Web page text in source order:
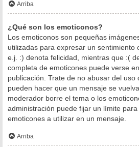
Arriba
¿Qué son los emoticonos?
Los emoticonos son pequeñas
utilizadas para expresar un sentimiento
e.j. :) denota felicidad, mientras que :(
completa de emoticones puede verse
publicación. Trate de no abusar del uso
pueden hacer que un mensaje se
moderador borre el tema o los
administración puede fijar un límite
emoticones a utilizar en un mensaje.
Arriba